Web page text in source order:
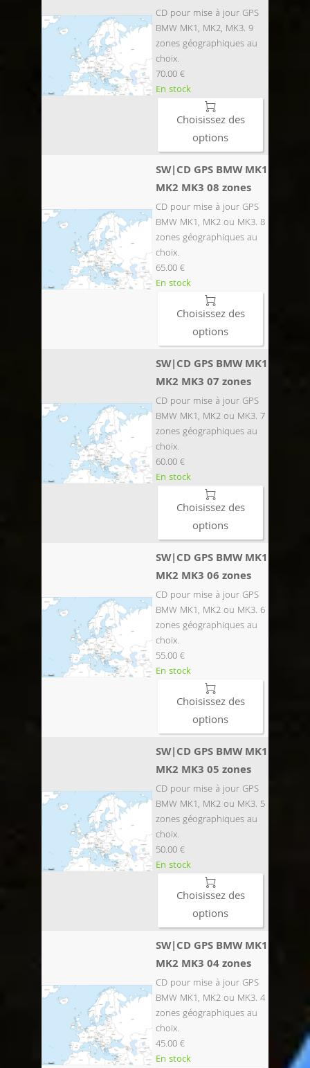
CD pour mise à jour GPS
BMW MK1, MK2, MK3. 9
zones géographiques au
choix.
70.00 €
En stock

Choisissez des
options
SW|CD GPS BMW MK1
MK2 MK3 08 zones
CD pour mise à jour GPS
BMW MK1, MK2 ou MK3. 8
zones géographiques au
choix.
65.00 €
En stock

Choisissez des
options
SW|CD GPS BMW MK1
MK2 MK3 07 zones
CD pour mise à jour GPS
BMW MK1, MK2 ou MK3. 7
zones géographiques au
choix.
60.00 €
En stock

Choisissez des
options
SW|CD GPS BMW MK1
MK2 MK3 06 zones
CD pour mise à jour GPS
BMW MK1, MK2 ou MK3. 6
zones géographiques au
choix.
55.00 €
En stock

Choisissez des
options
SW|CD GPS BMW MK1
MK2 MK3 05 zones
CD pour mise à jour GPS
BMW MK1, MK2 ou MK3. 5
zones géographiques au
choix.
50.00 €
En stock

Choisissez des
options
SW|CD GPS BMW MK1
MK2 MK3 04 zones
CD pour mise à jour GPS
BMW MK1, MK2 ou MK3. 4
zones géographiques au
choix.
45.00 €
En stock